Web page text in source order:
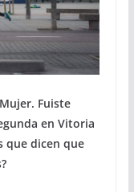
Fuiste
en Vitoria
que dicen que